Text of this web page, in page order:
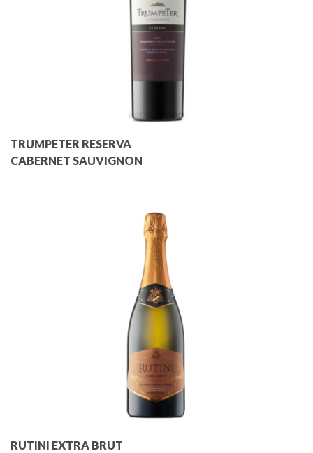
TRUMPETER RESERVA
CABERNET SAUVIGNON
RUTINI EXTRA BRUT